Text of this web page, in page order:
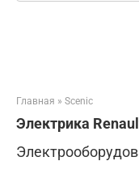
Главная » Scenic
Электрика